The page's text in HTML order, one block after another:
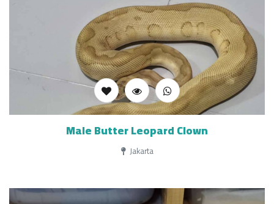
Male Butter Leopard Clown
Jakarta